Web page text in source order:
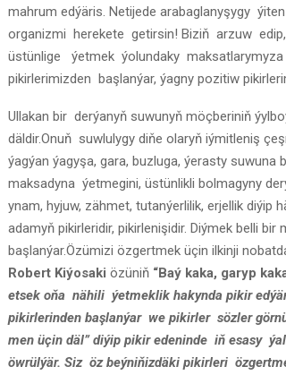
mahrum edýäris. Netijede arabaglanyşygy
organizmi herekete getirsin! Biziň arzuw
üstünlige ýetmek ýolundaky
pikirlerimizden başlanýar, ýagny pozitiw
Ullakan bir derýanyň suwunyň möçberiniň
däldir.Onuň suwlulygy diňe olaryň iýmitleniş
ýagýan ýagyşa, gara, buzluga, ýerasty
maksadyna ýetmegini, üstünlikli bolmagyny
ynam, hyjuw, zähmet, tutanýerlilik, erjellik diýip
adamyň pikirleridir, pikirlenişidir. Diýmek belli
başlanýar.Özümizi özgertmek üçin ilkinji
Robert Kiýosaki özüniň “Baý kaka, garyp
etsek oňa nähili ýetmeklik hakynda pikir
pikirlerinden başlanýar we pikirler sözler
men üçin däl” diýip pikir edeninde iň esasy
öwrülýär. Siz öz beýniňizdäki pikirleri